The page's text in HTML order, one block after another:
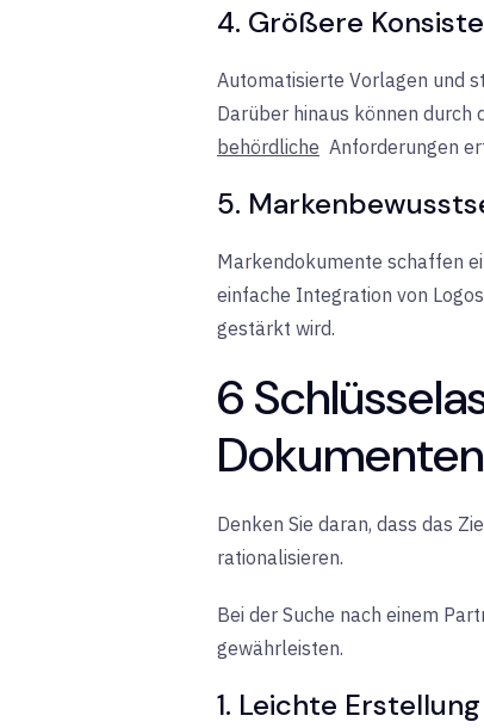
4. Größere
Automatisierte Vorlagen und
Darüber hinaus können durch
behördliche Anforderungen
5.
Markendokumente schaffen
einfache Integration von
gestärkt wird.
6
Denken Sie daran, dass das
rationalisieren.
Bei der Suche nach einem
gewährleisten.
1. Leichte